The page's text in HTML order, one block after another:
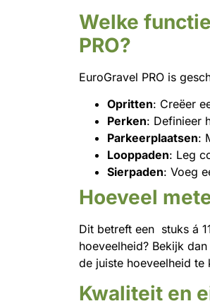
Welke
PRO?
EuroGravel PRO is
Opritten: Creëer
Perken: Definieer
Parkeerplaatsen:
Looppaden: Leg
Sierpaden: Voeg
Hoeveel
Dit betreft een stuks á
hoeveelheid? Bekijk
de juiste hoeveelheid
Kwaliteit en